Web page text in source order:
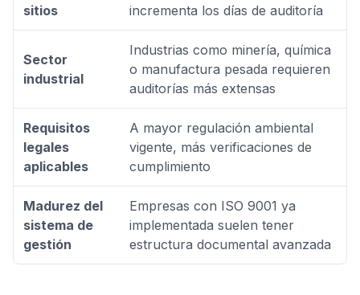
sitios
incrementa los días de auditoría
Sector
industrial
Industrias como minería, química
o manufactura pesada requieren
auditorías más extensas
Requisitos
legales
aplicables
A mayor regulación ambiental
vigente, más verificaciones de
cumplimiento
Madurez del
sistema de
gestión
Empresas con ISO 9001 ya
implementada suelen tener
estructura documental avanzada